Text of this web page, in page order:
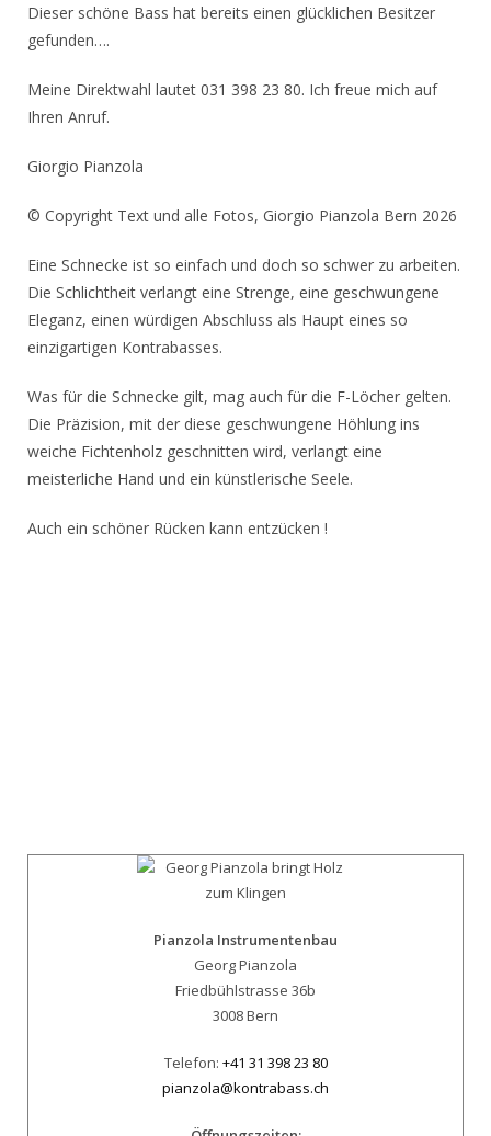
Dieser schöne Bass hat bereits einen glücklichen Besitzer
gefunden….
Meine Direktwahl lautet 031 398 23 80. Ich freue mich auf
Ihren Anruf.
Giorgio Pianzola
© Copyright Text und alle Fotos, Giorgio Pianzola Bern 2026
Eine Schnecke ist so einfach und doch so schwer zu arbeiten.
Die Schlichtheit verlangt eine Strenge, eine geschwungene
Eleganz, einen würdigen Abschluss als Haupt eines so
einzigartigen Kontrabasses.
Was für die Schnecke gilt, mag auch für die F-Löcher gelten.
Die Präzision, mit der diese geschwungene Höhlung ins
weiche Fichtenholz geschnitten wird, verlangt eine
meisterliche Hand und ein künstlerische Seele.
Auch ein schöner Rücken kann entzücken !
Pianzola Instrumentenbau
Georg Pianzola
Friedbühlstrasse 36b
3008 Bern
Telefon: +41 31 398 23 80
pianzola@kontrabass.ch